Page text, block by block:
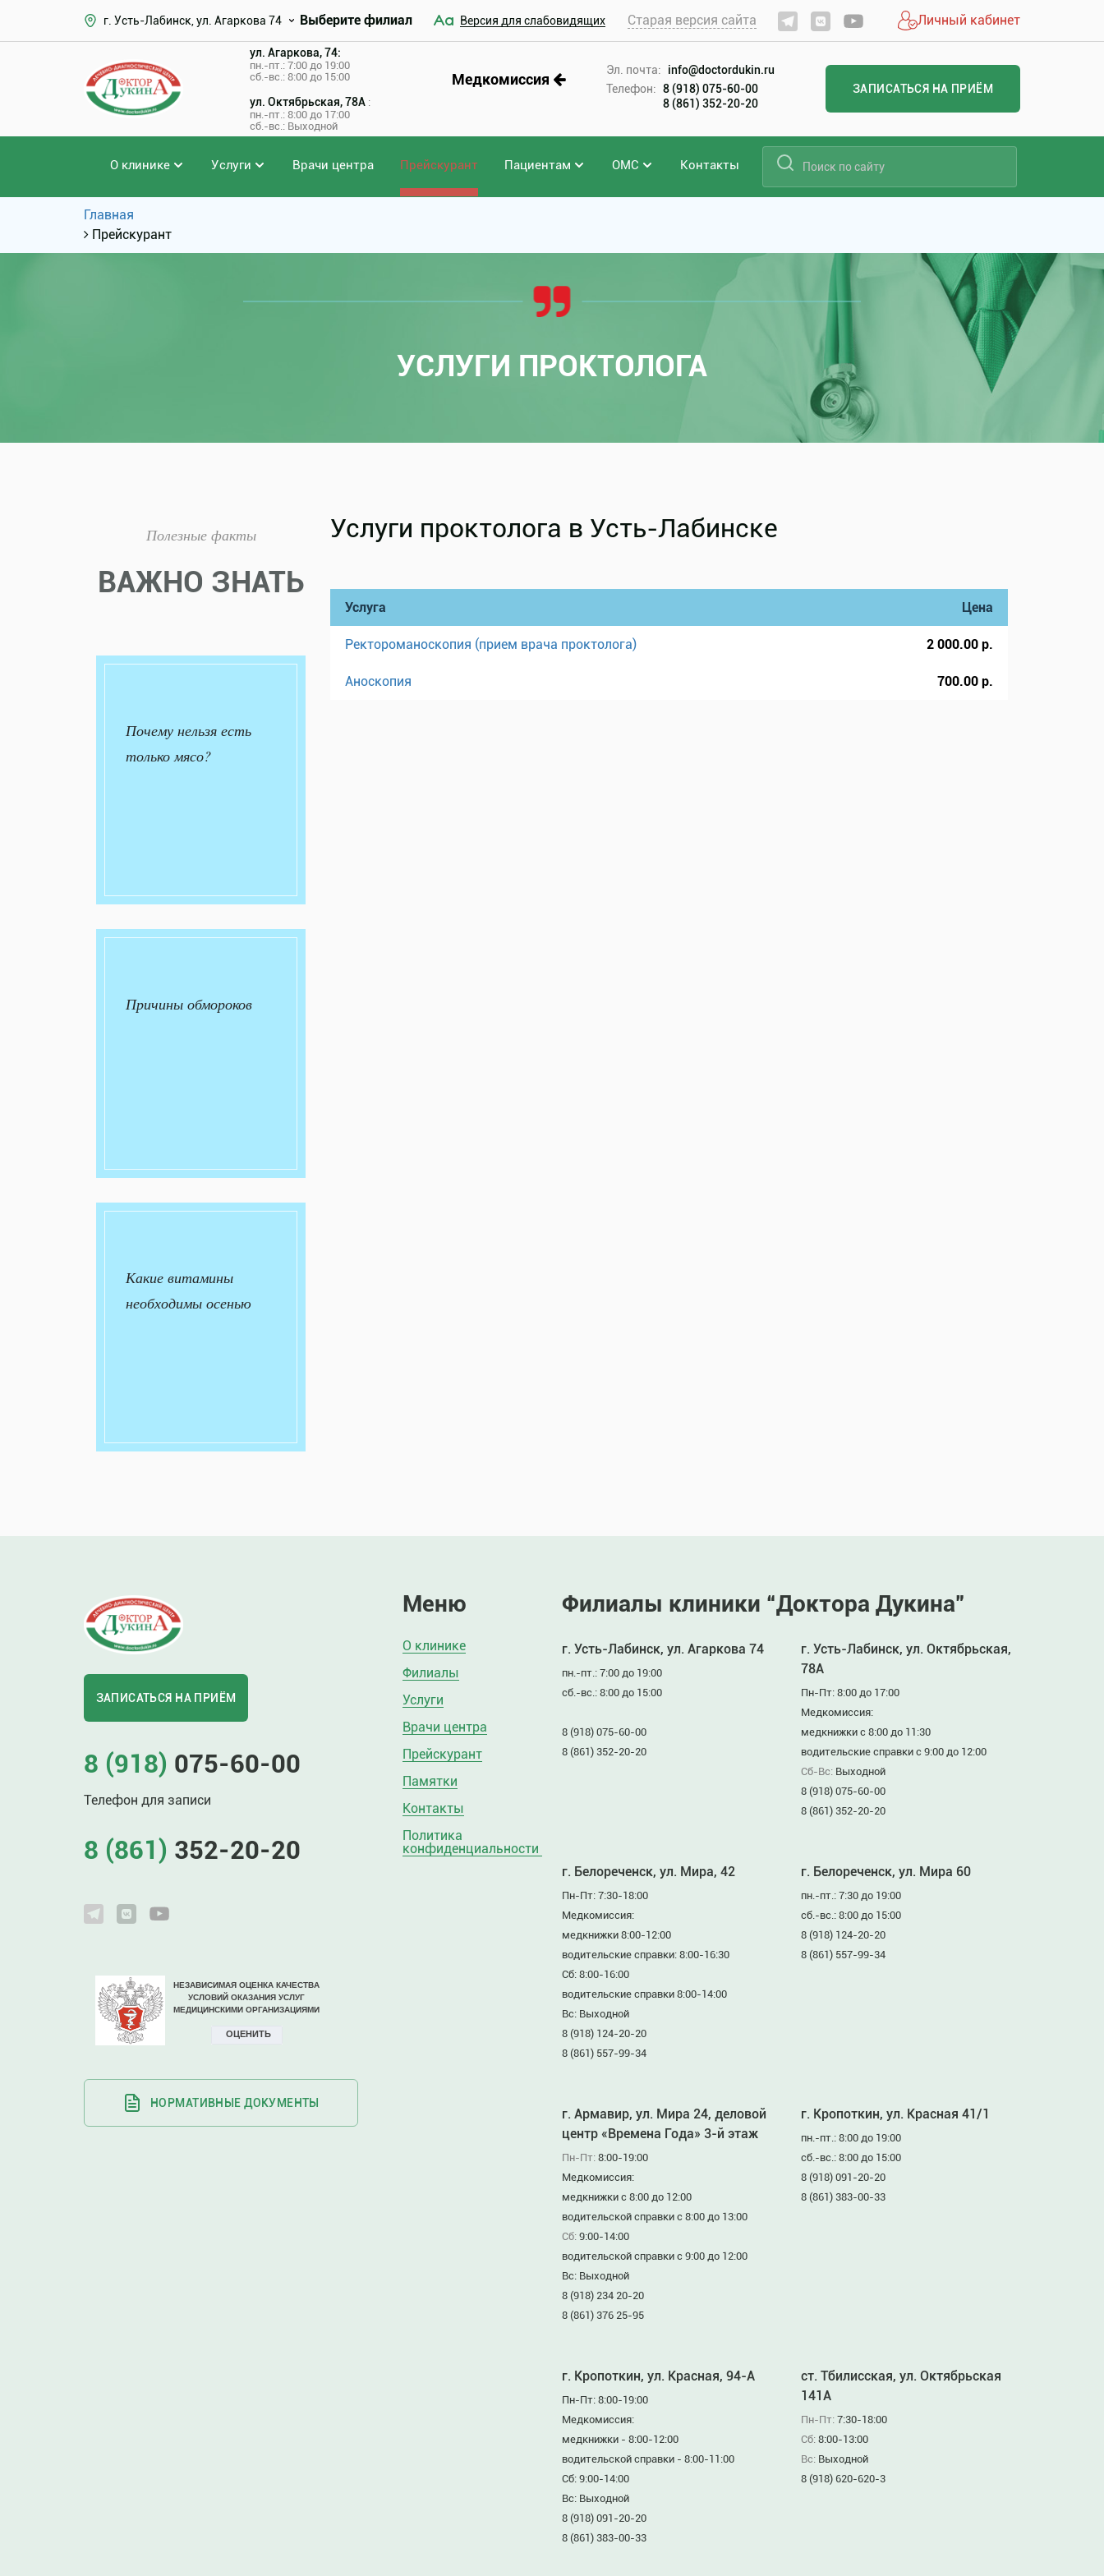
г. Усть-Лабинск, ул. Агаркова 74 Выберите филиал Версия для слабовидящих Старая версия сайта Личный кабинет
ул. Агаркова, 74:
пн.-пт.: 7:00 до 19:00
сб.-вс.: 8:00 до 15:00
ул. Октябрьская, 78А :
пн.-пт.: 8:00 до 17:00
сб.-вс.: Выходной
Медкомиссия
Эл. почта:
info@doctordukin.ru
Телефон: 8 (918) 075-60-00
8 (861) 352-20-20
ЗАПИСАТЬСЯ НА ПРИЁМ
О клинике Услуги Врачи центра Прейскурант Пациентам ОМС Контакты
Главная
Прейскурант
УСЛУГИ ПРОКТОЛОГА
Услуги проктолога в Усть-Лабинске
Услуга Цена
Ректороманоскопия (прием врача проктолога) 2 000.00 р.
Аноскопия 700.00 р.
Полезные факты
ВАЖНО ЗНАТЬ
Почему нельзя есть
только мясо?
Причины обмороков
Какие витамины
необходимы осенью
ЗАПИСАТЬСЯ НА ПРИЁМ
8 (918) 075-60-00
Телефон для записи
8 (861) 352-20-20
НОРМАТИВНЫЕ ДОКУМЕНТЫ
Меню
О клинике
Филиалы
Услуги
Врачи центра
Прейскурант
Памятки
Контакты
Политика
конфиденциальности
Филиалы клиники “Доктора Дукина”
г. Усть-Лабинск, ул. Агаркова 74
пн.-пт.: 7:00 до 19:00
сб.-вс.: 8:00 до 15:00
8 (918) 075-60-00
8 (861) 352-20-20
г. Усть-Лабинск, ул. Октябрьская,
78А
Пн-Пт: 8:00 до 17:00
Медкомиссия:
медкнижки с 8:00 до 11:30
водительские справки с 9:00 до 12:00
Сб-Вс: Выходной
8 (918) 075-60-00
8 (861) 352-20-20
г. Белореченск, ул. Мира, 42
Пн-Пт: 7:30-18:00
Медкомиссия:
медкнижки 8:00-12:00
водительские справки: 8:00-16:30
Сб: 8:00-16:00
водительские справки 8:00-14:00
Вс: Выходной
8 (918) 124-20-20
8 (861) 557-99-34
г. Белореченск, ул. Мира 60
пн.-пт.: 7:30 до 19:00
сб.-вс.: 8:00 до 15:00
8 (918) 124-20-20
8 (861) 557-99-34
г. Армавир, ул. Мира 24, деловой
центр «Времена Года» 3-й этаж
Пн-Пт: 8:00-19:00
Медкомиссия:
медкнижки с 8:00 до 12:00
водительской справки с 8:00 до 13:00
Сб: 9:00-14:00
водительской справки с 9:00 до 12:00
Вс: Выходной
8 (918) 234 20-20
8 (861) 376 25-95
г. Кропоткин, ул. Красная 41/1
пн.-пт.: 8:00 до 19:00
сб.-вс.: 8:00 до 15:00
8 (918) 091-20-20
8 (861) 383-00-33
г. Кропоткин, ул. Красная, 94-А
Пн-Пт: 8:00-19:00
Медкомиссия:
медкнижки - 8:00-12:00
водительской справки - 8:00-11:00
Сб: 9:00-14:00
Вс: Выходной
8 (918) 091-20-20
8 (861) 383-00-33
ст. Тбилисская, ул. Октябрьская
141А
Пн-Пт: 7:30-18:00
Сб: 8:00-13:00
Вс: Выходной
8 (918) 620-620-3